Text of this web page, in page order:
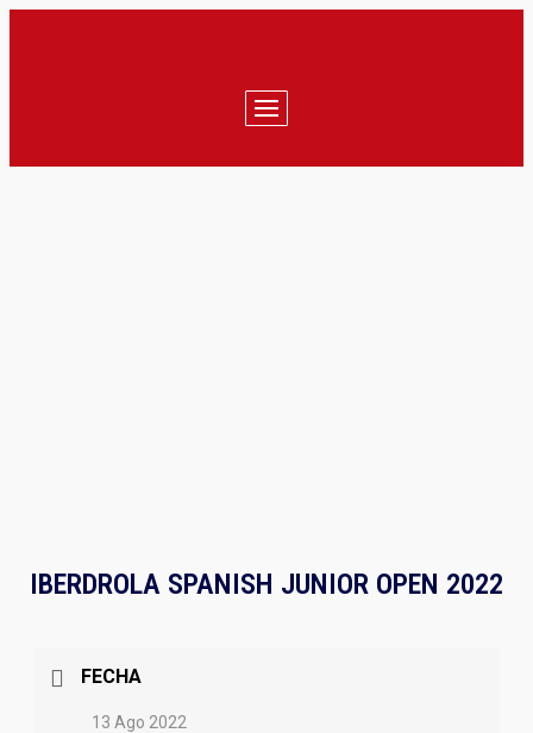
IBERDROLA SPANISH JUNIOR OPEN 2022
FECHA
13 Ago 2022